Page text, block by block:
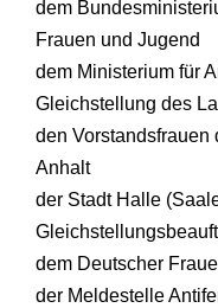
dem
Frauen und Jugend
dem Ministerium für
Gleichstellung des
den Vorstandsfrauen
Anhalt
der Stadt Halle
dem Deutscher
der Meldestelle